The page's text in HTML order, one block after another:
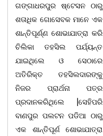
ଗଙ୍ଗାଧରପୁର ଷ୍ଟେସନ ଠାରୁ
ଶତାଧିକ ଗୋସେବକ ମାନେ ଏକ
ଶାନ୍ତିପୂର୍ଣ୍ଣ ଶୋଭାଯାତ୍ରା କରି
ଚିଲିକା ତହସିଲ ପର୍ଯ୍ୟନ୍ତ
ଯାଇଥିଲେ ଓ ସେଠାରେ
ଅତିରିକ୍ତ ତହସିଲଦାରଙ୍କୁ
ନିଜର ପ୍ରାର୍ଥନା ପତ୍ର
ପ୍ରଦାନକରିଥିଲେ |ସେହିପରି
ବାଣପୁର ପଲଟନ ପଡିଆ ଠାରୁ
ଏକ ଶାନ୍ତିପୂର୍ଣ ଶୋଭାଯାତ୍ରା